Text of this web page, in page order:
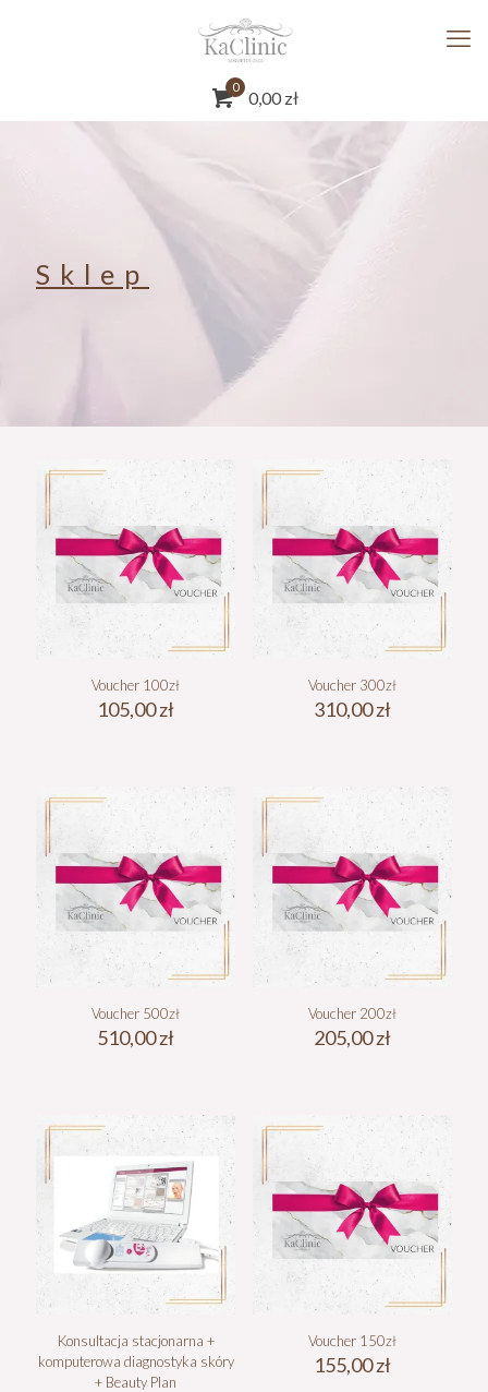
0
0,00 zł
Sklep
Voucher 100zł
105,00zł
Voucher 300zł
310,00zł
Voucher 500zł
510,00zł
Voucher 200zł
205,00zł
Konsultacja stacjonarna +
komputerowa diagnostyka skóry
+ Beauty Plan
Voucher 150zł
155,00zł